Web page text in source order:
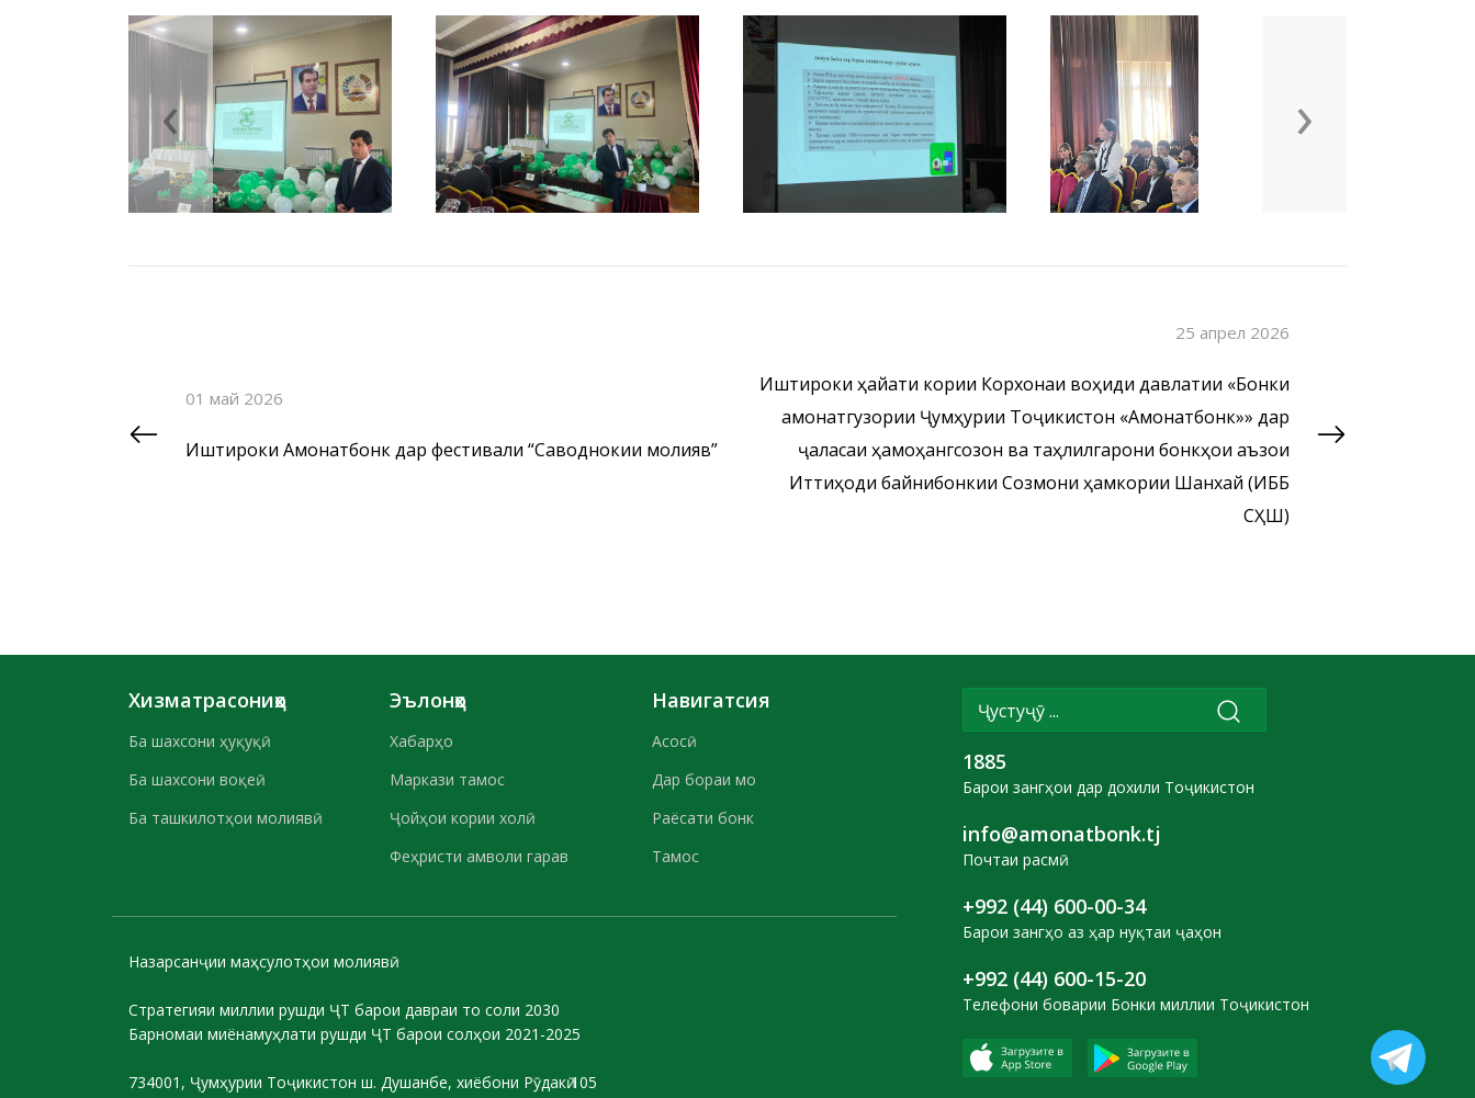
‹ ›
01 май 2026
Иштироки Амонатбонк дар фестивали “Саводнокии молиявӣ”
25 апрел 2026
Иштироки ҳайати кории Корхонаи воҳиди давлатии «Бонки
амонатгузории Ҷумҳурии Тоҷикистон «Амонатбонк»» дар
ҷаласаи ҳамоҳангсозон ва таҳлилгарони бонкҳои аъзои
Иттиҳоди байнибонкии Созмони ҳамкории Шанхай (ИББ
СҲШ)
Хизматрасониҳо
Ба шахсони ҳуқуқӣ
Ба шахсони воқеӣ
Ба ташкилотҳои молиявӣ
Эълонҳо
Хабарҳо
Маркази тамос
Ҷойҳои кории холӣ
Феҳристи амволи гарав
Навигатсия
Асосӣ
Дар бораи мо
Раёсати бонк
Тамос
Назарсанҷии маҳсулотҳои молиявӣ
Стратегияи миллии рушди ҶТ барои давраи то соли 2030
Барномаи миёнамуҳлати рушди ҶТ барои солҳои 2021-2025
734001, Ҷумҳурии Тоҷикистон ш. Душанбе, хиёбони Рӯдакӣ 105
1885
Барои зангҳои дар дохили Тоҷикистон
info@amonatbonk.tj
Почтаи расмӣ
+992 (44) 600-00-34
Барои зангҳо аз ҳар нуқтаи ҷаҳон
+992 (44) 600-15-20
Телефони боварии Бонки миллии Тоҷикистон